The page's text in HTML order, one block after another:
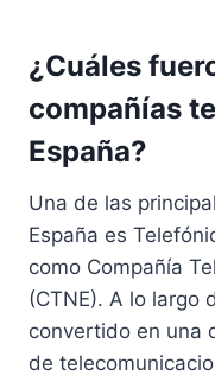
¿Cuáles
compañías
España?
Una de las
España es
como Compañía
(CTNE). A lo largo
convertido en una
de